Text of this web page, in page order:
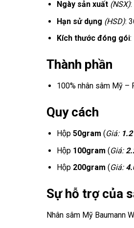
Ngày sản xuất (NSX)
Hạn sử dụng (HSD):
Kích thước đóng gói:
Thành phần
100% nhân sâm Mỹ –
Quy cách
Hộp50gram (Giá:
Hộp 100gram (Giá:
Hộp 200gram (Giá:
Sự hỗ trợ của
Nhân sâm Mỹ Baumann